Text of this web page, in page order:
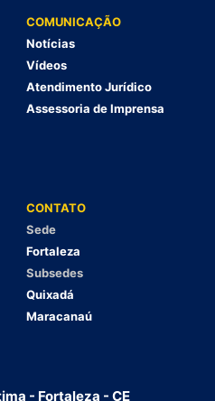
COMUNICAÇÃO
Notícias
Vídeos
Atendimento Jurídico
Assessoria de Imprensa
CONTATO
Sede
Fortaleza
Subsedes
Quixadá
Maracanaú
- Fortaleza - CE